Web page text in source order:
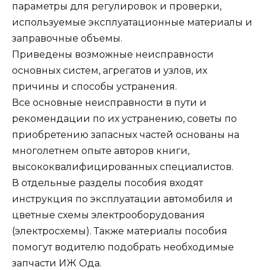
параметры для регулировок и проверки,
используемые эксплуатационные материалы и
заправочные объемы.
Приведены возможные неисправности
основных систем, агрегатов и узлов, их
причины и способы устранения.
Все основные неисправности в пути и
рекомендации по их устранению, советы по
приобретению запасных частей основаны на
многолетнем опыте авторов книги,
высококвалифицированных специалистов.
В отдельные разделы пособия входят
инструкция по эксплуатации автомобиля и
цветные схемы электрооборудования
(электросхемы). Также материалы пособия
помогут водителю подобрать необходимые
запчасти ИЖ Ода.